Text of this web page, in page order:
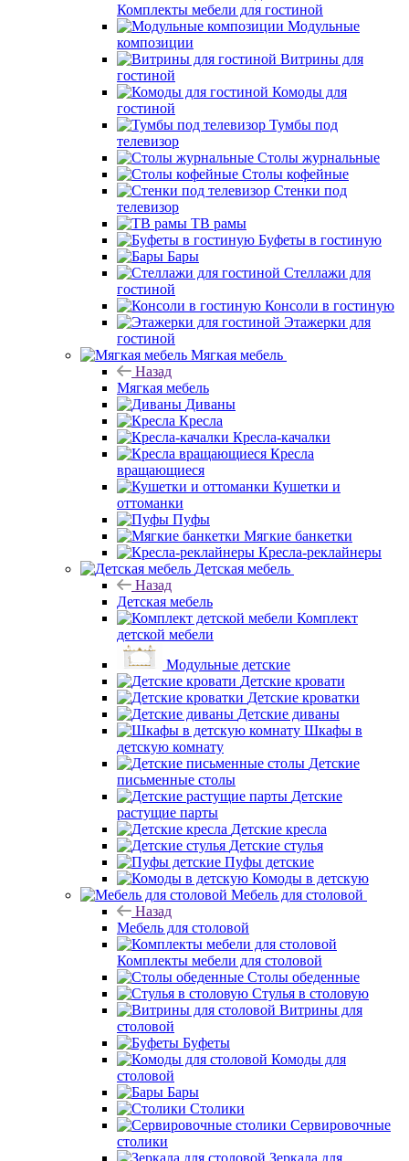
Комплекты мебели для гостиной
Модульные
композиции
Витрины для
гостиной
Комоды для
гостиной
Тумбы под
телевизор
Столы журнальные
Столы кофейные
Стенки под
телевизор
ТВ рамы
Буфеты в гостиную
Бары
Стеллажи для
гостиной
Консоли в гостиную
Этажерки для
гостиной
Мягкая мебель
Назад
Мягкая мебель
Диваны
Кресла
Кресла-качалки
Кресла
вращающиеся
Кушетки и
оттоманки
Пуфы
Мягкие банкетки
Кресла-реклайнеры
Детская мебель
Назад
Детская мебель
Комплект
детской мебели
Модульные детские
Детские кровати
Детские кроватки
Детские диваны
Шкафы в
детскую комнату
Детские
письменные столы
Детские
растущие парты
Детские кресла
Детские стулья
Пуфы детские
Комоды в детскую
Мебель для столовой
Назад
Мебель для столовой
Комплекты мебели для столовой
Столы обеденные
Стулья в столовую
Витрины для
столовой
Буфеты
Комоды для
столовой
Бары
Столики
Сервировочные
столики
Зеркала для